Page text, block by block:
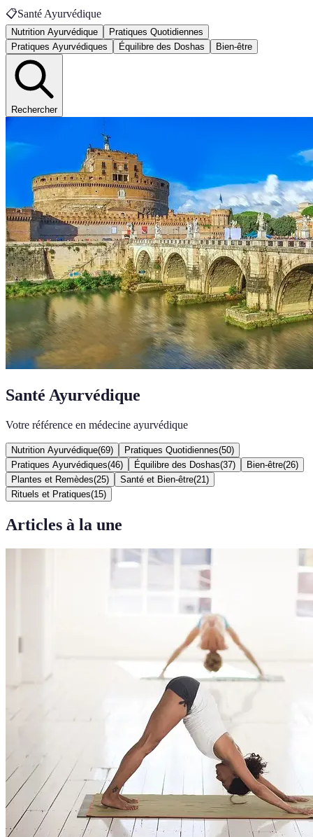
📋Santé Ayurvédique
Nutrition Ayurvédique
Pratiques Quotidiennes
Pratiques Ayurvédiques
Équilibre des Doshas Bien-être
Rechercher
Santé Ayurvédique
Votre référence en médecine ayurvédique
Nutrition Ayurvédique(69) Pratiques Quotidiennes(50)
Pratiques Ayurvédiques(46) Équilibre des Doshas(37) Bien-être(26)
Plantes et Remèdes(25) Santé et Bien-être(21 )
Rituels et Pratiques(15)
Articles à la une